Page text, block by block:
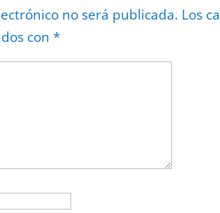
no será publicada. Los
con *